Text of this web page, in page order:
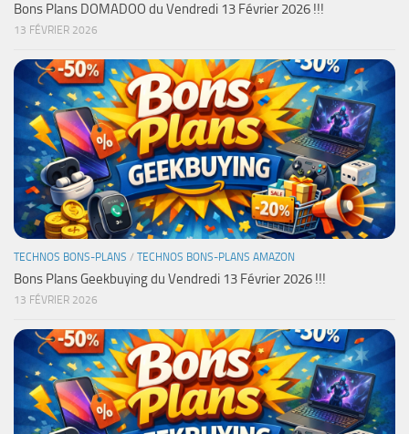
Bons Plans DOMADOO du Vendredi 13 Février 2026 !!!
13 FÉVRIER 2026
TECHNOS BONS-PLANS / TECHNOS BONS-PLANS AMAZON
Bons Plans Geekbuying du Vendredi 13 Février 2026 !!!
13 FÉVRIER 2026